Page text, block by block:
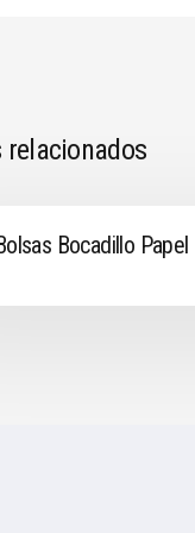
relacionados
Bocadillo